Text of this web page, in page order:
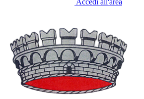
Accedi all'area